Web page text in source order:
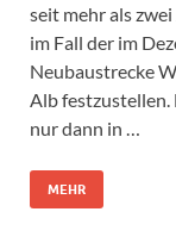
seit mehr als
im Fall der im
Neubaustrecke
Alb
nur dann in …
MEHR